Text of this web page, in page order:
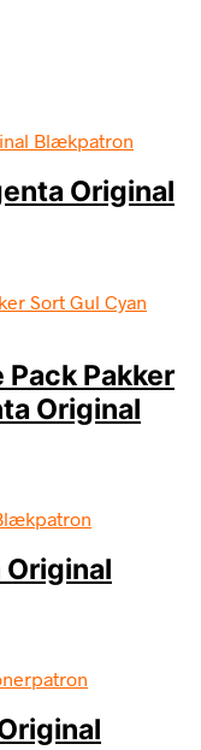
Original
Pack Pakker
Original
Original